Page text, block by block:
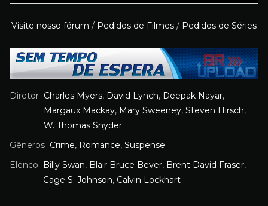
Visite nosso fórum / Pedidos de Filmes / Pedidos de Séries
Diretor Charles Myers, David Lynch, Deepak Nayar,
Margaux Mackay, Mary Sweeney, Steven Hirsch,
W. Thomas Snyder
Gêneros Crime, Romance, Suspense
Elenco
Billy Swan, Blair Bruce Bever, Brent David Fraser,
Cage S. Johnson, Calvin Lockhart